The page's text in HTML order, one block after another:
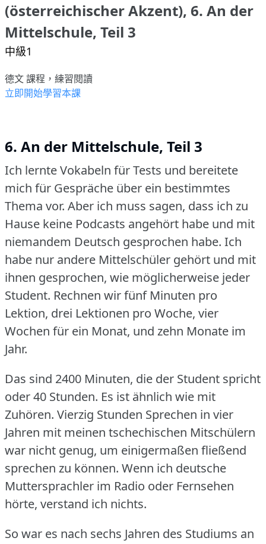
(österreichischer Akzent), 6. An der
Mittelschule, Teil 3
中級1
德文 課程，練習閱讀
立即開始學習本課
6. An der Mittelschule, Teil 3
Ich lernte Vokabeln für Tests und bereitete
mich für Gespräche über ein bestimmtes
Thema vor. Aber ich muss sagen, dass ich zu
Hause keine Podcasts angehört habe und mit
niemandem Deutsch gesprochen habe. Ich
habe nur andere Mittelschüler gehört und mit
ihnen gesprochen, wie möglicherweise jeder
Student. Rechnen wir fünf Minuten pro
Lektion, drei Lektionen pro Woche, vier
Wochen für ein Monat, und zehn Monate im
Jahr.
Das sind 2400 Minuten, die der Student spricht
oder 40 Stunden. Es ist ähnlich wie mit
Zuhören. Vierzig Stunden Sprechen in vier
Jahren mit meinen tschechischen Mitschülern
war nicht genug, um einigermaßen fließend
sprechen zu können. Wenn ich deutsche
Muttersprachler im Radio oder Fernsehen
hörte, verstand ich nichts.
So war es nach sechs Jahren des Studiums an